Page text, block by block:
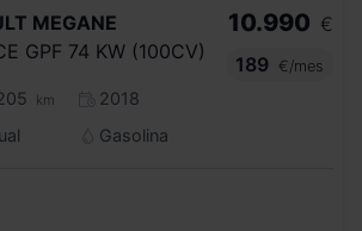
MEGANE
GPF 74 KW (100CV)
km
2018
Gasolina
10.990 €
189
€/mes